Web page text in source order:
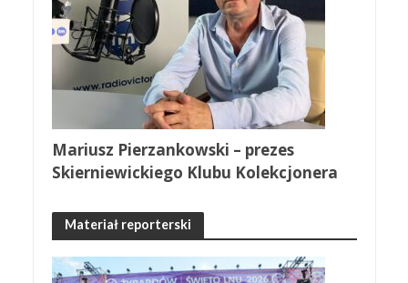
Mariusz Pierzankowski – prezes
Skierniewickiego Klubu Kolekcjonera
Materiał reporterski